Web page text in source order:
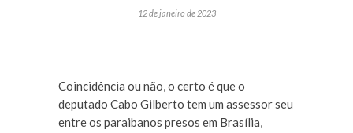
12 de janeiro de 2023
Coincidência ou não, o certo é que o
deputado Cabo Gilberto tem um assessor seu
entre os paraibanos presos em Brasília,